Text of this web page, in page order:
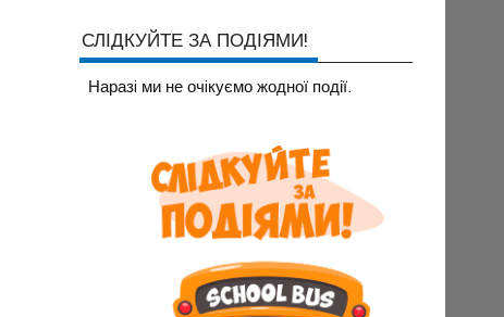
СЛІДКУЙТЕ ЗА ПОДІЯМИ!
Наразi ми не очiкуємо жодної події.